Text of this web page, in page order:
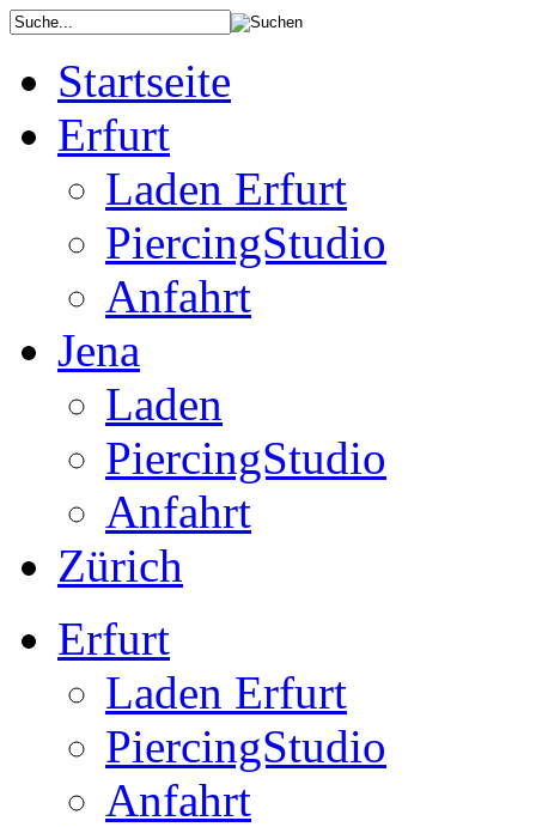
Startseite
Erfurt
Laden Erfurt
PiercingStudio
Anfahrt
Jena
Laden
PiercingStudio
Anfahrt
Zürich
Erfurt
Laden Erfurt
PiercingStudio
Anfahrt